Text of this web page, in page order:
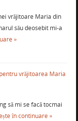
vrăjitoare Maria din
său deosebit mi-a
»
vrăjitoarea Maria
să mi se facă tocmai
în continuare »